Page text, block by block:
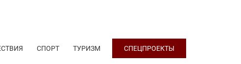
СПОРТ ТУРИЗМ СПЕЦПРОЕКТЫ